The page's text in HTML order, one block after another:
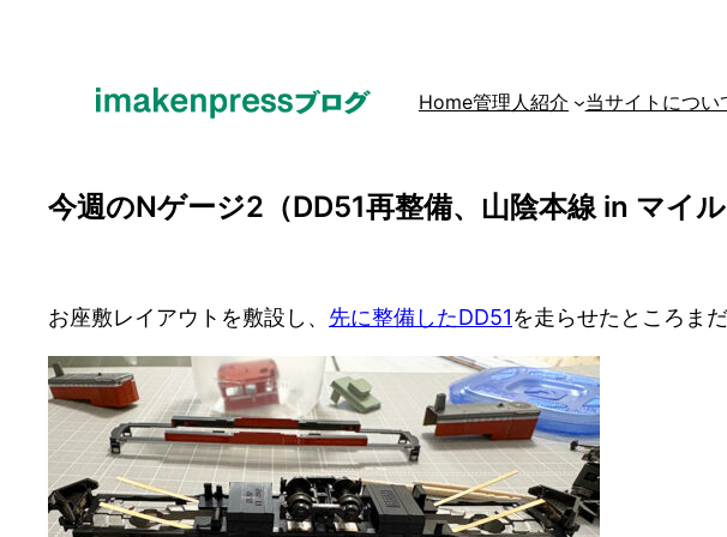
Home管理人紹介 当サイトについ
今週のNゲージ2（DD51再整備、山陰本線 in マイル
お座敷レイアウトを敷設し、 先に整備したDD51を走らせたところま